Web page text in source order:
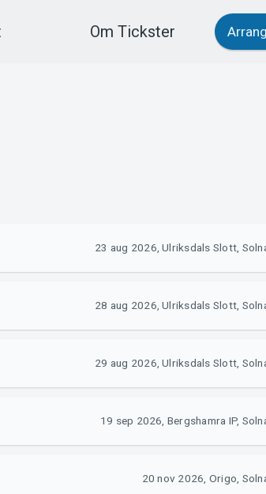
Om Tickster
23 aug 2026, Ulriksdals Slott,
28 aug 2026, Ulriksdals Slott,
29 aug 2026, Ulriksdals Slott,
19 sep 2026, Bergshamra IP,
20 nov 2026, Origo,